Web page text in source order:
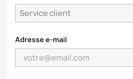
Adresse e-mail